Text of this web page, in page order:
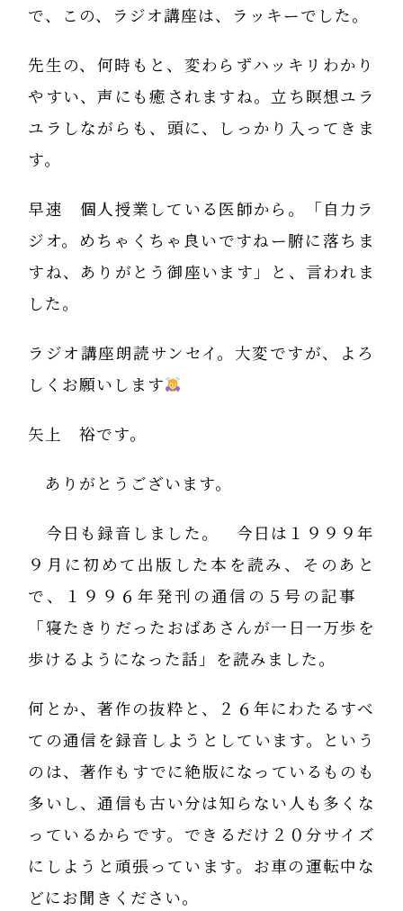
で、この、ラジオ講座は、ラッキーでした。
先生の、何時もと、変わらずハッキリわかり
やすい、声にも癒されますね。立ち瞑想ユラ
ユラしながらも、頭に、しっかり入ってきま
す。
早速 個人授業している医師から。「自力ラ
ジオ。めちゃくちゃ良いですねー腑に落ちま
すね、ありがとう御座います」と、言われま
した。
ラジオ講座朗読サンセイ。大変ですが、よろ
しくお願いします
矢上 裕です。
ありがとうございます。
今日も録音しました。 今日は１９９９年
９月に初めて出版した本を読み、そのあと
で、１９９６年発刊の通信の５号の記事
「寝たきりだったおばあさんが一日一万歩を
歩けるようになった話」を読みました。
何とか、著作の抜粋と、２６年にわたるすべ
ての通信を録音しようとしています。という
のは、著作もすでに絶版になっているものも
多いし、通信も古い分は知らない人も多くな
っているからです。できるだけ２０分サイズ
にしようと頑張っています。お車の運転中な
どにお聞きください。